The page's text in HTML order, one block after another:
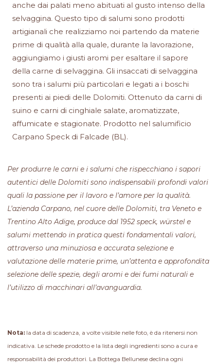
anche dai palati meno abituati al gusto intenso della
selvaggina. Questo tipo di salumi sono prodotti
artigianali che realizziamo noi partendo da materie
prime di qualità alla quale, durante la lavorazione,
aggiungiamo i giusti aromi per esaltare il sapore
della carne di selvaggina. Gli insaccati di selvaggina
sono tra i salumi più particolari e legati a i boschi
presenti ai piedi delle Dolomiti. Ottenuto da carni di
suino e carni di cinghiale salate, aromatizzate,
affumicate e stagionate. Prodotto nel salumificio
Carpano Speck di Falcade (BL).
Per produrre le carni e i salumi che rispecchiano i sapori
autentici delle Dolomiti sono indispensabili profondi valori
quali la passione per il lavoro e l’amore per la qualità.
L’azienda Carpano, nel cuore delle Dolomiti, tra Veneto e
Trentino Alto Adige, produce dal 1952 speck, würstel e
salumi mettendo in pratica questi fondamentali valori,
attraverso una minuziosa e accurata selezione e
valutazione delle materie prime, un’attenta e approfondita
selezione delle spezie, degli aromi e dei fumi naturali e
l’utilizzo di macchinari all’avanguardia.
Nota: la data di scadenza, a volte visibile nelle foto, è da ritenersi non
indicativa. Le schede prodotto e la lista degli ingredienti sono a cura e
responsabilità dei produttori. La Bottega Bellunese declina ogni